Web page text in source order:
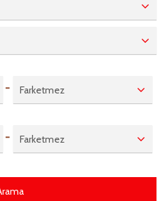
- Farketmez
-
Farketmez